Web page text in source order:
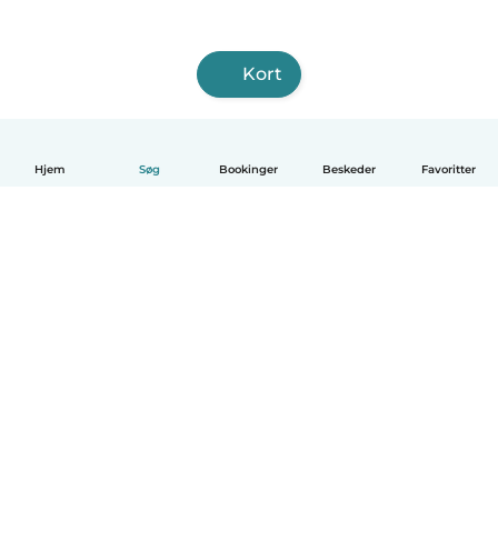
Hjem Søg Bookinger Beskeder Favoritter
Kort